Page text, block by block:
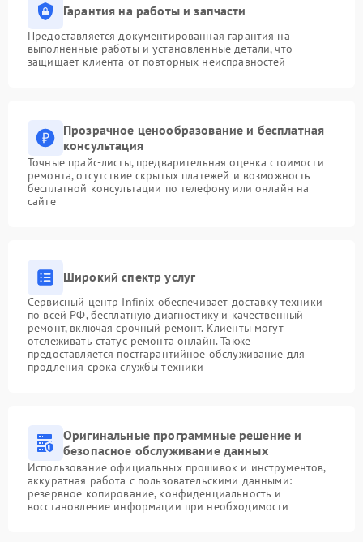
Гарантия на работы и запчасти
Предоставляется документированная гарантия на
выполненные работы и установленные детали, что
защищает клиента от повторных неисправностей
Прозрачное ценообразование и бесплатная
консультация
Точные прайс-листы, предварительная оценка стоимости
ремонта, отсутствие скрытых платежей и возможность
бесплатной консультации по телефону или онлайн на
сайте
Широкий спектр услуг
Сервисный центр Infinix обеспечивает доставку техники
по всей РФ, бесплатную диагностику и качественный
ремонт, включая срочный ремонт. Клиенты могут
отслеживать статус ремонта онлайн. Также
предоставляется постгарантийное обслуживание для
продления срока службы техники
Оригинальные программные решение и
безопасное обслуживание данных
Использование официальных прошивок и инструментов,
аккуратная работа с пользовательскими данными:
резервное копирование, конфиденциальность и
восстановление информации при необходимости